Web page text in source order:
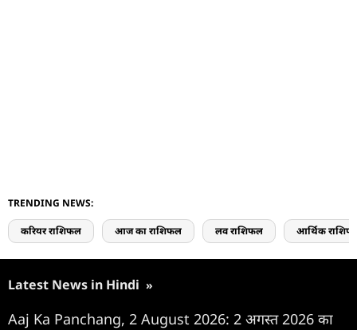
TRENDING NEWS:
करियर राशिफल आज का राशिफल लव राशिफल आर्थिक
Latest News in Hindi »
Aaj Ka Panchang, 2 August 2026: 2 अगस्त 2026 का